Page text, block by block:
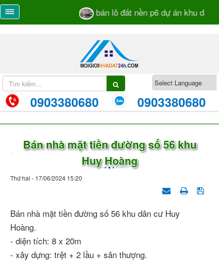
bán lô đất nền p6 dự án khu dân cư
0903380680 0903380680
Bán nhà mặt tiền đường số 56 khu
Huy Hoàng
Thứ hai - 17/06/2024 15:20
Bán nhà mặt tiền đường số 56 khu dân cư Huy
Hoàng.
- diện tích: 8 x 20m
- xây dựng: trệt + 2 lầu + sân thượng.